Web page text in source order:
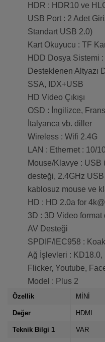
HDR : HDR10 ve
USB Port : 2 Adet
Standart USB 2.0)
Kart Okuyucu : TF
HDD Dosya Sistemi
Desteklenen Altyazı
SSA, IDX+USB
HD Video Çıkışı
OSD : İngilizce,
İtalyanca vb. diller
Wireless : Wifi 2.4G
LAN : Ethernet : 10/
Mouse/Klavye : USB
desteği, 2.4GHz
kablosuz mouse ve
HD : HD 2.0a for
3D : 3D Video format
AV Desteği
SPDIF/IEC958 :
Ağ İşlevleri :
Flicker, Youtube,
Model : Plus 2
Özellik MİNİ
Değer HDMI
Teknik Bilgi 1 VAR